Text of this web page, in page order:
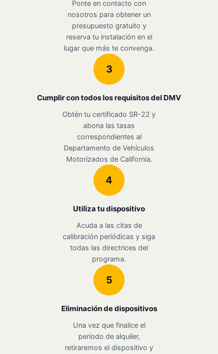
Ponte en contacto con
nosotros para obtener un
presupuesto gratuito y
reserva tu instalación en el
lugar que más te convenga.
3
Cumplir con todos los requisitos del DMV
Obtén tu certificado SR-22 y
abona las tasas
correspondientes al
Departamento de Vehículos
Motorizados de California.
4
Utiliza tu dispositivo
Acuda a las citas de
calibración periódicas y siga
todas las directrices del
programa.
5
Eliminación de dispositivos
Una vez que finalice el
periodo de alquiler,
retiraremos el dispositivo y